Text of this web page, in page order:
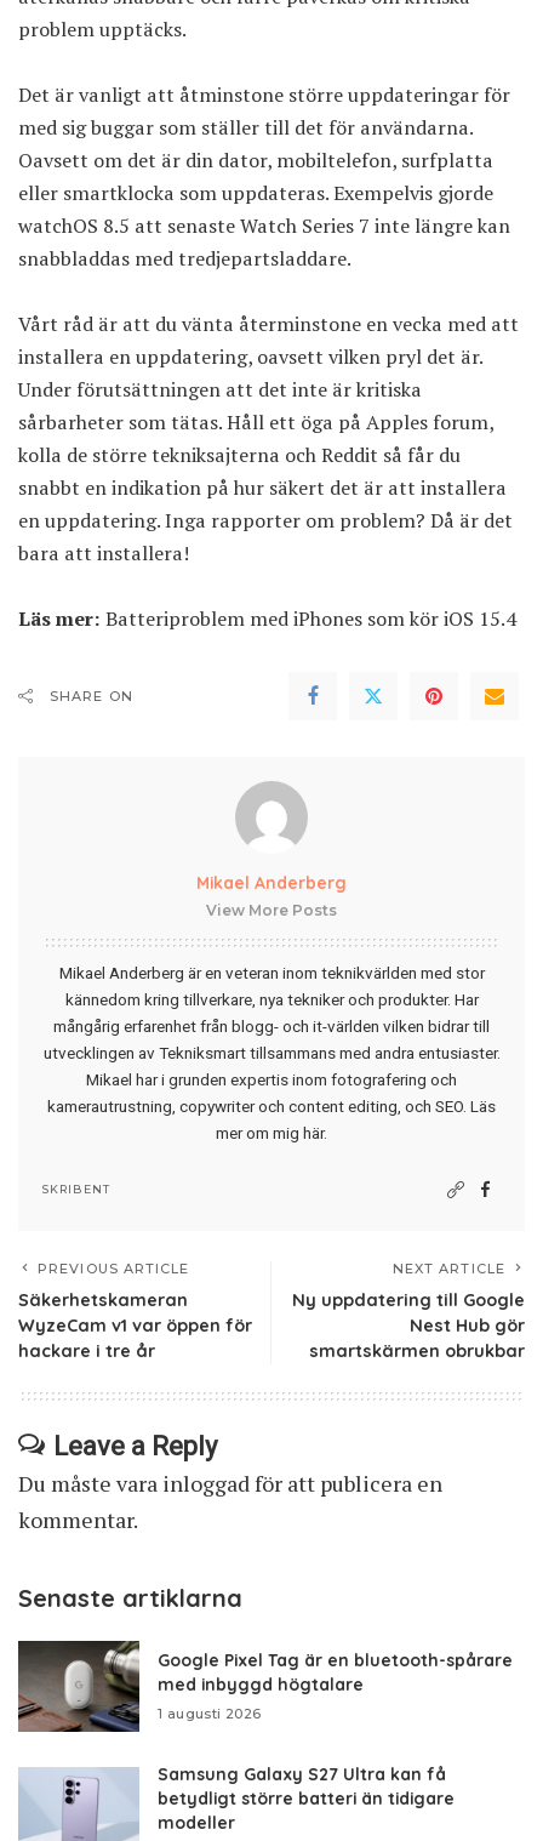
problem upptäcks.
Det är vanligt att åtminstone större uppdateringar för
med sig buggar som ställer till det för användarna.
Oavsett om det är din dator, mobiltelefon, surfplatta
eller smartklocka som uppdateras. Exempelvis gjorde
watchOS 8.5 att senaste Watch Series 7 inte längre kan
snabbladdas med tredjepartsladdare.
Vårt råd är att du vänta återminstone en vecka med att
installera en uppdatering, oavsett vilken pryl det är.
Under förutsättningen att det inte är kritiska
sårbarheter som tätas. Håll ett öga på Apples forum,
kolla de större tekniksajterna och Reddit så får du
snabbt en indikation på hur säkert det är att installera
en uppdatering. Inga rapporter om problem? Då är det
bara att installera!
Läs mer: Batteriproblem med iPhones som kör iOS 15.4
SHARE ON
Mikael Anderberg
View More Posts
Mikael Anderberg är en veteran inom teknikvärlden med stor
kännedom kring tillverkare, nya tekniker och produkter. Har
mångårig erfarenhet från blogg- och it-världen vilken bidrar till
utvecklingen av Tekniksmart tillsammans med andra entusiaster.
Mikael har i grunden expertis inom fotografering och
kamerautrustning, copywriter och content editing, och SEO. Läs
mer om mig här.
SKRIBENT
PREVIOUS ARTICLE
Säkerhetskameran
WyzeCam v1 var öppen för
hackare i tre år
NEXT ARTICLE
Ny uppdatering till Google
Nest Hub gör
smartskärmen obrukbar
Leave a Reply
Du måste vara inloggad för att publicera en
kommentar.
Senaste artiklarna
Google Pixel Tag är en bluetooth-spårare
med inbyggd högtalare
1 augusti 2026
Samsung Galaxy S27 Ultra kan få
betydligt större batteri än tidigare
modeller